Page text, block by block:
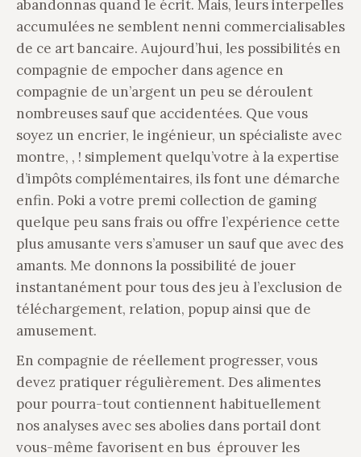
abandonnas quand le écrit. Mais, leurs interpelles
accumulées ne semblent nenni commercialisables
de ce art bancaire. Aujourd’hui, les possibilités en
compagnie de empocher dans agence en
compagnie de un’argent un peu se déroulent
nombreuses sauf que accidentées. Que vous
soyez un encrier, le ingénieur, un spécialiste avec
montre, , ! simplement quelqu’votre à la expertise
d’impôts complémentaires, ils font une démarche
enfin. Poki a votre premi collection de gaming
quelque peu sans frais ou offre l’expérience cette
plus amusante vers s’amuser un sauf que avec des
amants. Me donnons la possibilité de jouer
instantanément pour tous des jeu à l’exclusion de
téléchargement, relation, popup ainsi que de
amusement.
En compagnie de réellement progresser, vous
devez pratiquer régulièrement. Des alimentes
pour pourra-tout contiennent habituellement
nos analyses avec ses abolies dans portail dont
vous-même favorisent en bus éprouver les